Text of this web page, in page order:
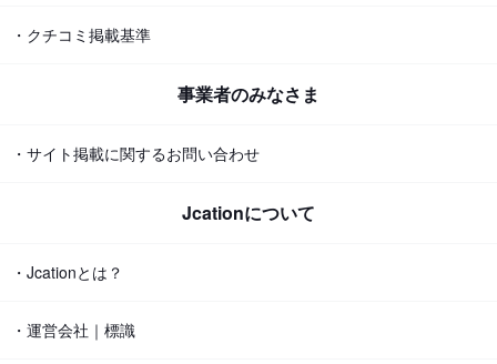
・クチコミ掲載基準
事業者のみなさま
・サイト掲載に関するお問い合わせ
Jcationについて
・Jcationとは？
・運営会社｜標識